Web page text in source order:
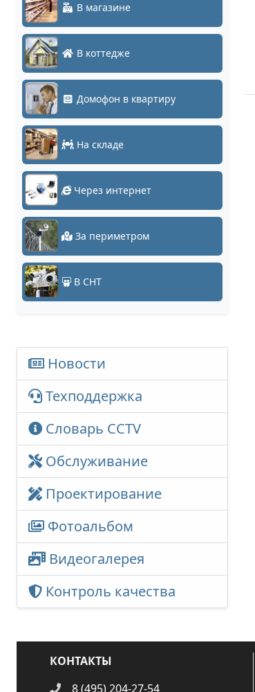
В магазине
В коттедже
Домофон в квартиру
На складе
Через интернет
За периметром
В СНТ
Новости
Техподдержка
Словарь CCTV
Обслуживание
Проектирование
Фотоальбом
Видеогалерея
Контроль качества
КОНТАКТЫ
8 (495) 204-27-54